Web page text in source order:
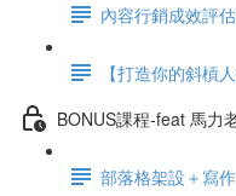
內容行銷成效評
【打造你的斜槓
BONUS課程-feat 馬力
部落格架設＋寫